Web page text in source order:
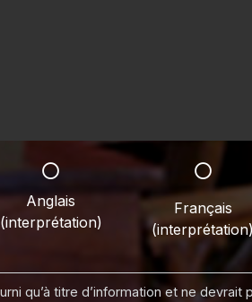
Anglais
(interprétation)
Français
qu’à titre d’information et ne